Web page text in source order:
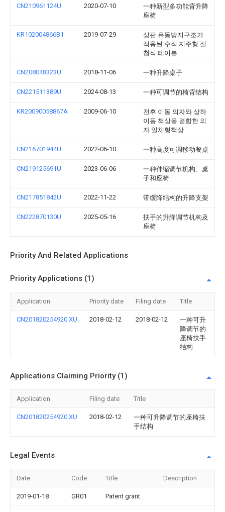
CN210961124U 2020-07-10
一种新型多功能背升降
座椅
KR102004866B1 2019-07-29
상판 유동방지구조가
적용된 수직 지주형 절
첩식 테이블
CN208048323U 2018-11-06 一种升降桌子
CN221511389U 2024-08-13 一种可调节的椅背结构
KR20090058867A 2009-06-10
전후 이동 의자와 상하
이동 책상을 결합한 의
자 일체형책상
CN216701944U 2022-06-10 一种高度可调移动餐桌
CN219125691U 2023-06-06
一种伸缩调节机构、桌
子和座椅
CN217851842U 2022-11-22 带缓降结构的升降支架
CN222870130U 2025-05-16
扶手的升降调节机构及
座椅
Priority And Related Applications
Priority Applications (1)
Application Priority date Filing date Title
CN201820254920.XU 2018-02-12 2018-02-12
一种可升
降调节的
座椅扶手
结构
Applications Claiming Priority (1)
Application Filing date Title
CN201820254920.XU 2018-02-12
一种可升降调节的座椅扶
手结构
Legal Events
Date Code Title Description
2019-01-18 GR01 Patent grant